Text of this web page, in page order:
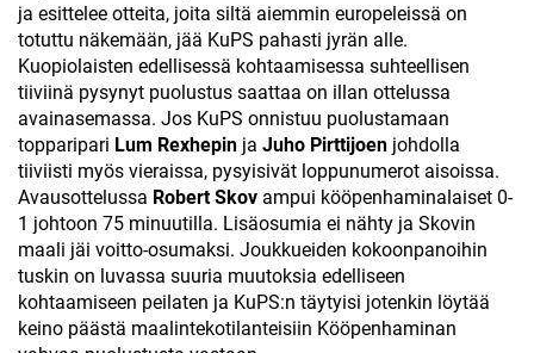
ja esittelee otteita, joita siltä aiemmin europeleissä on
totuttu näkemään, jää KuPS pahasti jyrän alle.
Kuopiolaisten edellisessä kohtaamisessa suhteellisen
tiiviinä pysynyt puolustus saattaa on illan ottelussa
avainasemassa. Jos KuPS onnistuu puolustamaan
topparipari Lum Rexhepin ja Juho Pirttijoen johdolla
tiiviisti myös vieraissa, pysyisivät loppunumerot aisoissa.
Avausottelussa Robert Skov ampui kööpenhaminalaiset 0-
1 johtoon 75 minuutilla. Lisäosumia ei nähty ja Skovin
maali jäi voitto-osumaksi. Joukkueiden kokoonpanoihin
tuskin on luvassa suuria muutoksia edelliseen
kohtaamiseen peilaten ja KuPS:n täytyisi jotenkin löytää
keino päästä maalintekotilanteisiin Kööpenhaminan